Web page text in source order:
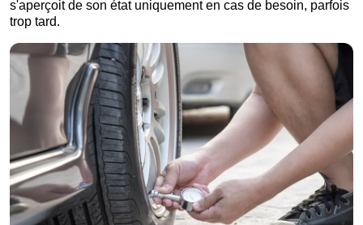
s'aperçoit de son état uniquement en cas de besoin, parfois
trop tard.